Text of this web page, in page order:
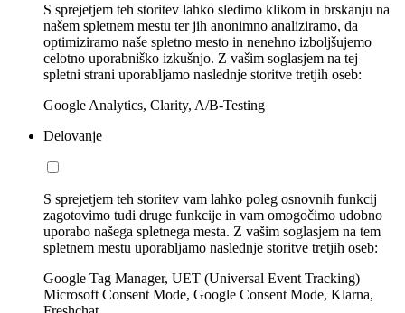
S sprejetjem teh storitev lahko sledimo klikom in brskanju na
našem spletnem mestu ter jih anonimno analiziramo, da
optimiziramo naše spletno mesto in nenehno izboljšujemo
celotno uporabniško izkušnjo. Z vašim soglasjem na tej
spletni strani uporabljamo naslednje storitve tretjih oseb:
Google Analytics, Clarity, A/B-Testing
Delovanje
S sprejetjem teh storitev vam lahko poleg osnovnih funkcij
zagotovimo tudi druge funkcije in vam omogočimo udobno
uporabo našega spletnega mesta. Z vašim soglasjem na tem
spletnem mestu uporabljamo naslednje storitve tretjih oseb:
Google Tag Manager, UET (Universal Event Tracking)
Microsoft Consent Mode, Google Consent Mode, Klarna,